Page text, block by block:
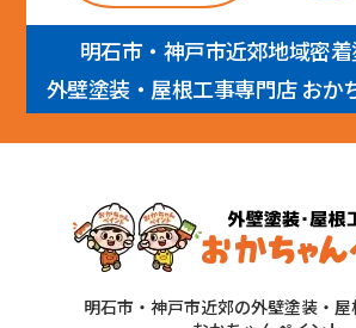
明石市・神戸市近郊地域密
外壁塗装・屋根工事専門店 おか
明石市・神戸市近郊の外壁塗装・